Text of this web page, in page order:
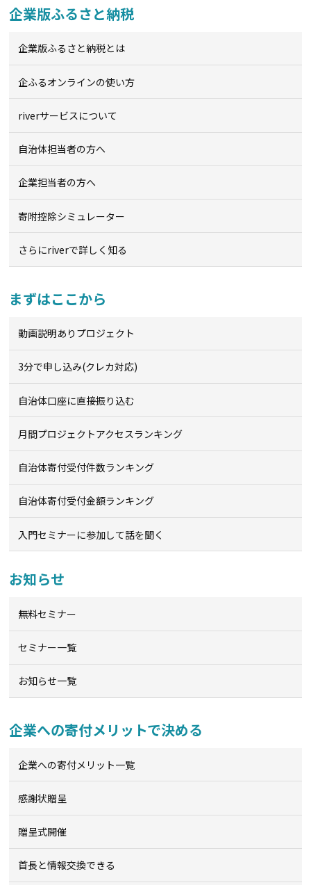
企業版ふるさと納税
企業版ふるさと納税とは
企ふるオンラインの使い方
riverサービスについて
自治体担当者の方へ
企業担当者の方へ
寄附控除シミュレーター
さらにriverで詳しく知る
まずはここから
動画説明ありプロジェクト
3分で申し込み(クレカ対応)
自治体口座に直接振り込む
月間プロジェクトアクセスランキング
自治体寄付受付件数ランキング
自治体寄付受付金額ランキング
入門セミナーに参加して話を聞く
お知らせ
無料セミナー
セミナー一覧
お知らせ一覧
企業への寄付メリットで決める
企業への寄付メリット一覧
感謝状贈呈
贈呈式開催
首長と情報交換できる